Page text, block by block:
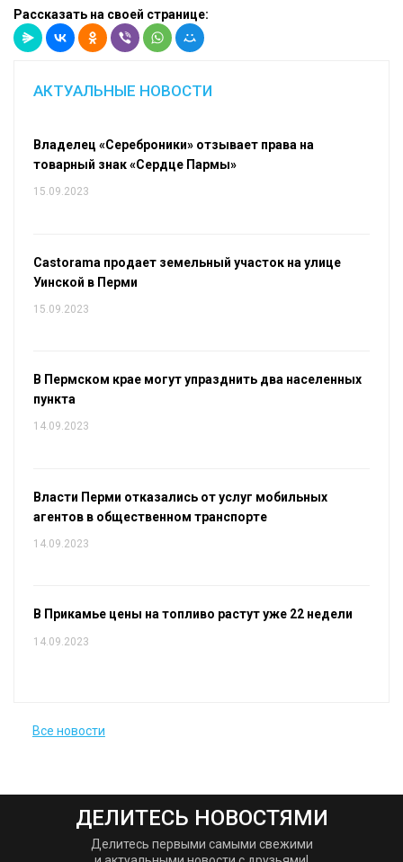
Рассказать на своей странице:
АКТУАЛЬНЫЕ НОВОСТИ
Владелец «Сереброники» отзывает права на
товарный знак «Сердце Пармы»
15.09.2023
Castorama продает земельный участок на улице
Уинской в Перми
15.09.2023
В Пермском крае могут упразднить два населенных
пункта
14.09.2023
Власти Перми отказались от услуг мобильных
агентов в общественном транспорте
14.09.2023
В Прикамье цены на топливо растут уже 22 недели
14.09.2023
Все новости
ДЕЛИТЕСЬ НОВОСТЯМИ
Делитесь первыми самыми свежими